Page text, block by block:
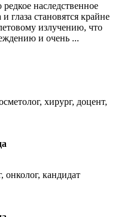
наследственное
глаза становятся крайне
излучению, что
и очень ...
хирург, доцент,
онколог, кандидат